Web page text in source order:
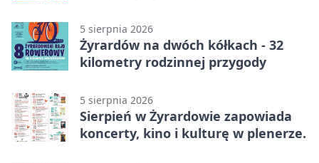
5 sierpnia 2026
Żyrardów na dwóch kółkach - 32
kilometry rodzinnej przygody
5 sierpnia 2026
Sierpień w Żyrardowie zapowiada
koncerty, kino i kulturę w plenerze.